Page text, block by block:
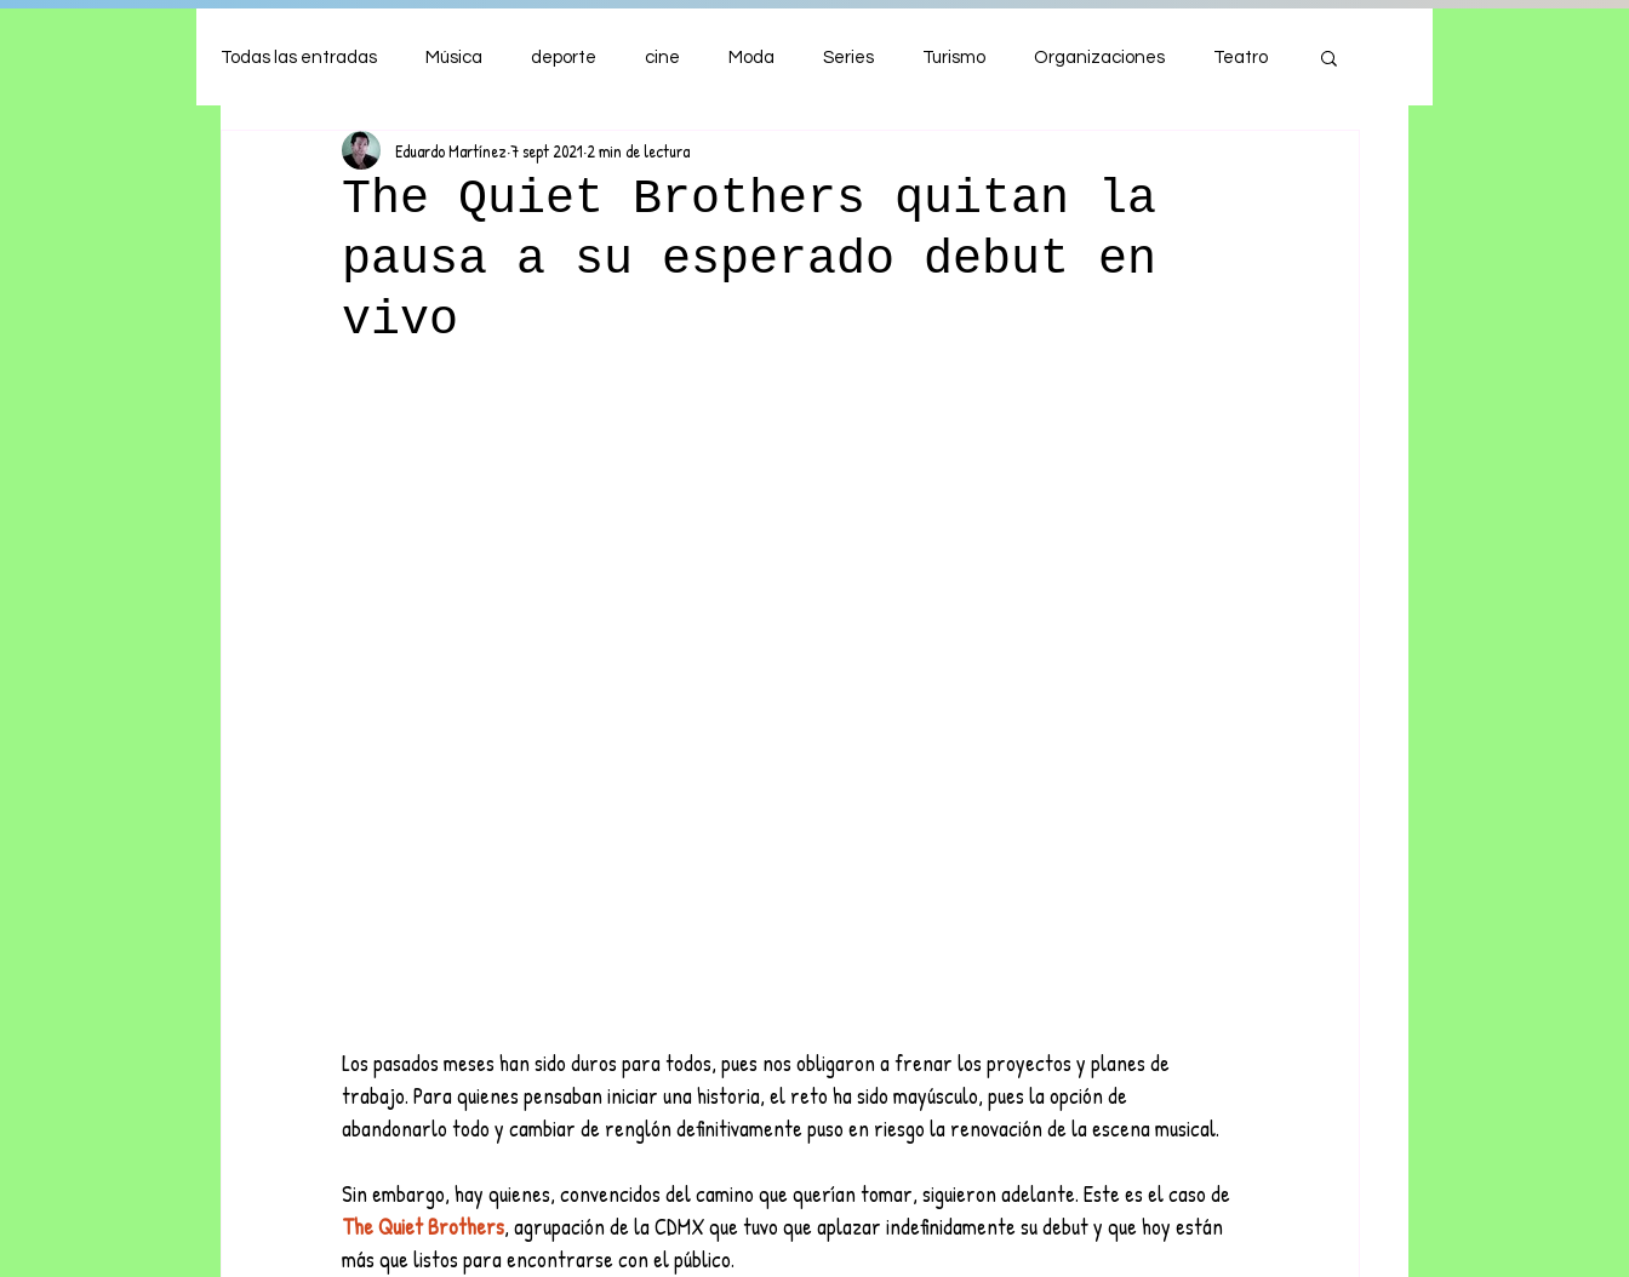
Todas las entradas Música deporte cine Moda Series Turismo Organizaciones Teatro
Shows Comida ENTRETENIMIENTO
Ambiente Hogar Finanzas
The Quiet Brothers quitan la
pausa a su esperado debut en
vivo
Eduardo Martínez 7 sept 2021 2 min de lectura
Los pasados meses han sido duros para todos, pues nos obligaron a frenar los proyectos y planes de
trabajo. Para quienes pensaban iniciar una historia, el reto ha sido mayúsculo, pues la opción de
abandonarlo todo y cambiar de renglón definitivamente puso en riesgo la renovación de la escena musical.
Sin embargo, hay quienes, convencidos del camino que querían tomar, siguieron adelante. Este es el caso de
The Quiet Brothers, agrupación de la CDMX que tuvo que aplazar indefinidamente su debut y que hoy están
más que listos para encontrarse con el público.